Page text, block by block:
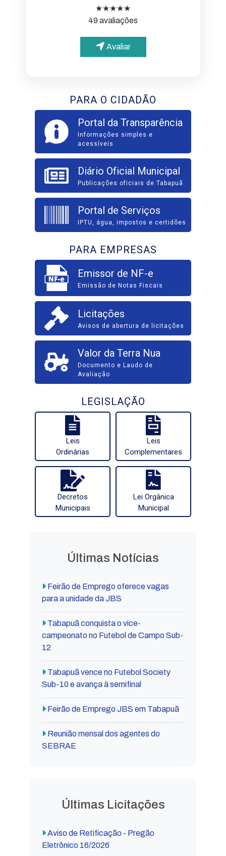
★★★★★
49 avaliações
Avaliar
PARA O CIDADÃO
Portal da Transparência
Informações simples e
acessíveis
Diário Oficial Municipal
Publicações oficiais de Tabapuã
Portal de Serviços
IPTU, água, impostos e certidões
PARA EMPRESAS
Emissor de NF-e
Emissão de Notas Fiscais
Licitações
Avisos de abertura de licitações
Valor da Terra Nua
Documento e Laudo de
Avaliação
LEGISLAÇÃO
Leis
Ordinárias
Leis
Complementares
Decretos
Municipais
Lei Orgânica
Municipal
Últimas Notícias
Feirão de Emprego oferece vagas
para a unidade da JBS
Tabapuã conquista o vice-
campeonato no Futebol de Campo Sub-
12
Tabapuã vence no Futebol Society
Sub-10 e avança à semifinal
Feirão de Emprego JBS em Tabapuã
Reunião mensal dos agentes do
SEBRAE
Últimas Licitações
Aviso de Retificação - Pregão
Eletrônico 16/2026